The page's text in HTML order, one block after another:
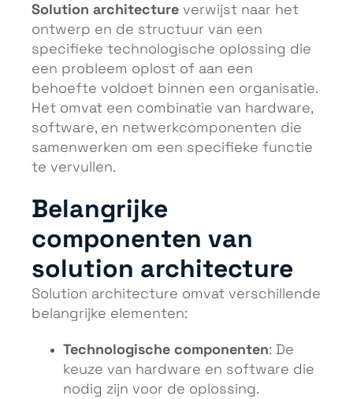
Solution architecture verwijst naar het
ontwerp en de structuur van een
specifieke technologische oplossing die
een probleem oplost of aan een
behoefte voldoet binnen een organisatie.
Het omvat een combinatie van hardware,
software, en netwerkcomponenten die
samenwerken om een specifieke functie
te vervullen.
Belangrijke
componenten van
solution architecture
Solution architecture omvat verschillende
belangrijke elementen:
Technologische componenten: De
keuze van hardware en software die
nodig zijn voor de oplossing.